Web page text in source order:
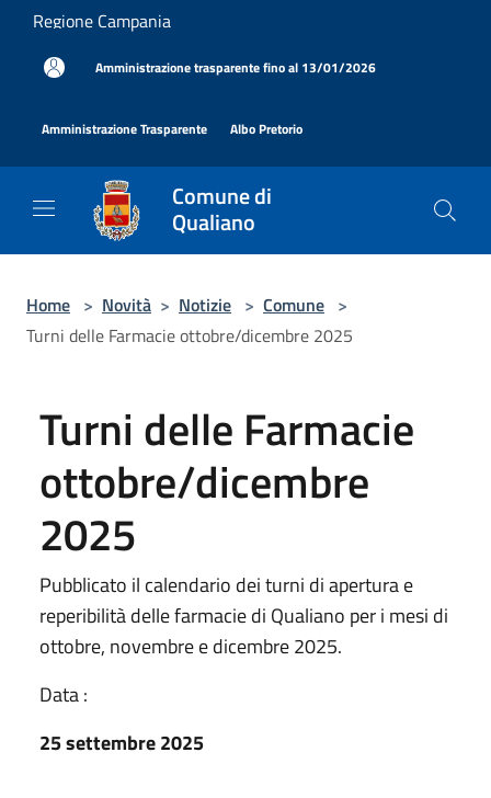
Salta al contenuto principale
Regione Campania
Amministrazione trasparente fino al 13/01/2026
Amministrazione Trasparente Albo Pretorio
Comune di
Qualiano
Home > Novità > Notizie > Comune >
Turni delle Farmacie ottobre/dicembre 2025
Turni delle Farmacie
ottobre/dicembre
2025
Pubblicato il calendario dei turni di apertura e
reperibilità delle farmacie di Qualiano per i mesi di
ottobre, novembre e dicembre 2025.
Data :
25 settembre 2025